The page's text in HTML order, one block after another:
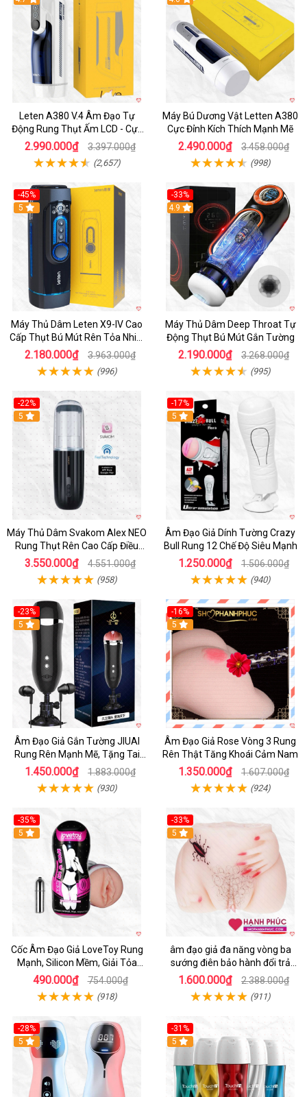
Leten A380 V.4 Âm Đạo Tự
Động Rung Thụt Ấm LCD - Cực
Phê
2.990.000₫ 3.397.000₫
(2,657)
Máy Bú Dương Vật Letten A380
Cực Đỉnh Kích Thích Mạnh Mẽ
2.490.000₫ 3.458.000₫
(998)
-45%
Hot
5
Máy Thủ Dâm Leten X9-IV Cao
Cấp Thụt Bú Mút Rên Tỏa Nhiệt
Sạc Pin
2.180.000₫ 3.963.000₫
(996)
-33%
Hot
4.9
Máy Thủ Dâm Deep Throat Tự
Động Thụt Bú Mút Gắn Tường
2.190.000₫ 3.268.000₫
(995)
-22%
5
Máy Thủ Dâm Svakom Alex NEO
Rung Thụt Rên Cao Cấp Điều
Khiển App
3.550.000₫ 4.551.000₫
(958)
-17%
5
Âm Đạo Giả Dính Tường Crazy
Bull Rung 12 Chế Độ Siêu Mạnh
1.250.000₫ 1.506.000₫
(940)
-23%
5
Âm Đạo Giả Gắn Tường JIUAI
Rung Rên Mạnh Mẽ, Tặng Tai
Nghe
1.450.000₫ 1.883.000₫
(930)
-16%
5
Âm Đạo Giả Rose Vòng 3 Rung
Rên Thật Tăng Khoái Cảm Nam
1.350.000₫ 1.607.000₫
(924)
-35%
5
Cốc Âm Đạo Giả LoveToy Rung
Mạnh, Silicon Mềm, Giải Tỏa
Sinh Lý
490.000₫ 754.000₫
(918)
-33%
5
âm đạo giả đa năng vòng ba
sướng điên bảo hành đổi trả
nhanh
1.600.000₫ 2.388.000₫
(911)
-28%
5
-31%
Hot
5